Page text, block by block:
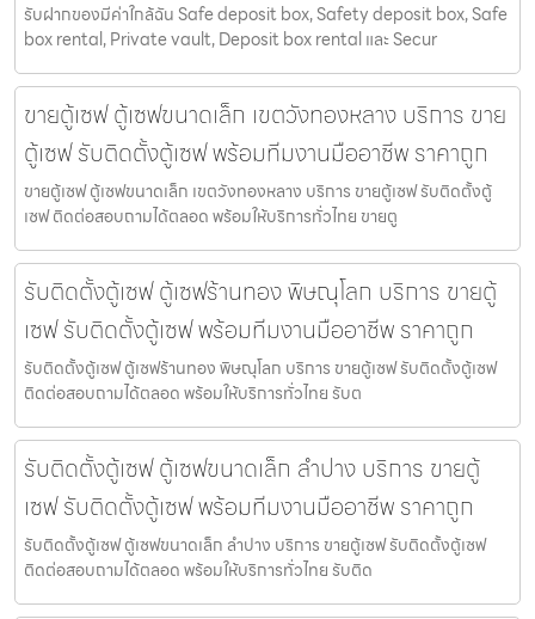
รับฝากของมีค่าใกล้ฉัน Safe deposit box, Safety deposit box, Safe
box rental, Private vault, Deposit box rental และ Secur
ขายตู้เซฟ ตู้เซฟขนาดเล็ก เขตวังทองหลาง บริการ ขาย
ตู้เซฟ รับติดตั้งตู้เซฟ พร้อมทีมงานมืออาชีพ ราคาถูก
ขายตู้เซฟ ตู้เซฟขนาดเล็ก เขตวังทองหลาง บริการ ขายตู้เซฟ รับติดตั้งตู้
เซฟ ติดต่อสอบถามได้ตลอด พร้อมให้บริการทั่วไทย ขายตู
รับติดตั้งตู้เซฟ ตู้เซฟร้านทอง พิษณุโลก บริการ ขายตู้
เซฟ รับติดตั้งตู้เซฟ พร้อมทีมงานมืออาชีพ ราคาถูก
รับติดตั้งตู้เซฟ ตู้เซฟร้านทอง พิษณุโลก บริการ ขายตู้เซฟ รับติดตั้งตู้เซฟ
ติดต่อสอบถามได้ตลอด พร้อมให้บริการทั่วไทย รับต
รับติดตั้งตู้เซฟ ตู้เซฟขนาดเล็ก ลำปาง บริการ ขายตู้
เซฟ รับติดตั้งตู้เซฟ พร้อมทีมงานมืออาชีพ ราคาถูก
รับติดตั้งตู้เซฟ ตู้เซฟขนาดเล็ก ลำปาง บริการ ขายตู้เซฟ รับติดตั้งตู้เซฟ
ติดต่อสอบถามได้ตลอด พร้อมให้บริการทั่วไทย รับติด